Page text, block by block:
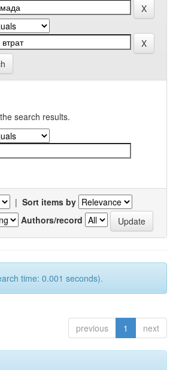
search results.
| Sort items by
Authors/record
time: 0.001 seconds).
previous 1 next